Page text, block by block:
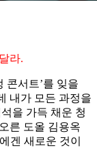
라.
콘서트’를 잊을
내가 모든 과정을
을 가득 채운 청
른 도올 김용옥
겐 새로운 것이